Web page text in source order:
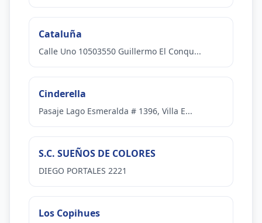
Cataluña
Calle Uno 10503550 Guillermo El Conqu...
Cinderella
Pasaje Lago Esmeralda # 1396, Villa E...
S.C. SUEÑOS DE COLORES
DIEGO PORTALES 2221
Los Copihues